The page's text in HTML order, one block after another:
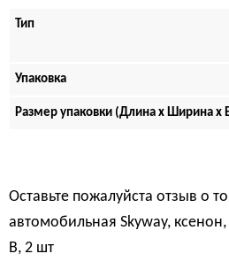
Тип
Упаковка
Размер упаковки (Длина х Ширина х
Оставьте пожалуйста отзыв о
автомобильная Skyway,
В, 2 шт